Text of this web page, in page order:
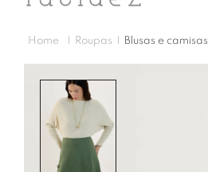
Roupas Blusas e camisas